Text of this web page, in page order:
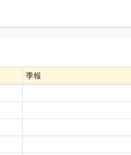
季報